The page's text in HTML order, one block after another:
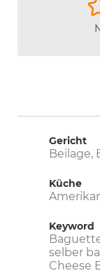
Gericht
Beilage,
Küche
Keyword
selber
Cheese